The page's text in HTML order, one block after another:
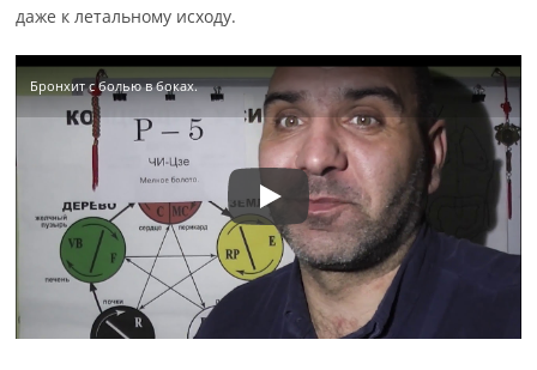
даже к летальному исходу.
Бронхит с болью в боках.